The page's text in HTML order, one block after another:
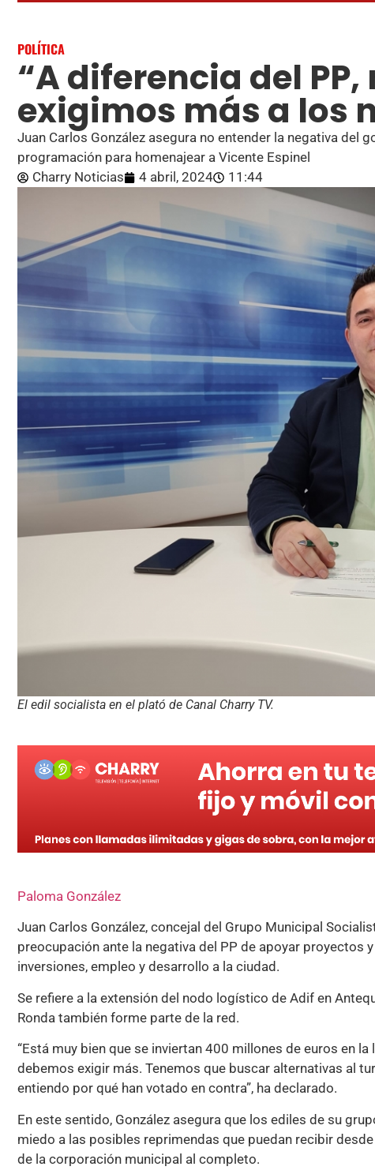
POLÍTICA
“A diferencia del
exigimos más a los
Juan Carlos González asegura no entender la negativa del
programación para homenajear a Vicente Espinel
Charry Noticias
4 abril, 2024 11:44
El edil socialista en el plató de Canal Charry TV.
Paloma González
Juan Carlos González, concejal del Grupo Municipal
preocupación ante la negativa del PP de apoyar proyectos
inversiones, empleo y desarrollo a la ciudad.
Se refiere a la extensión del nodo logístico de Adif en
Ronda también forme parte de la red.
“Está muy bien que se inviertan 400 millones de euros en
debemos exigir más. Tenemos que buscar alternativas al
entiendo por qué han votado en contra”, ha declarado.
En este sentido, González asegura que los ediles de su
miedo a las posibles reprimendas que puedan recibir
de la corporación municipal al completo.